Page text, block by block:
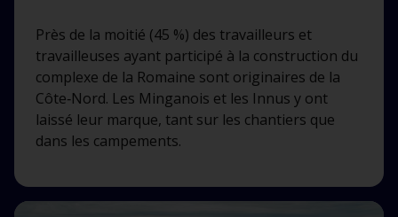
Près de la moitié (45 %) des travailleurs et
travailleuses ayant participé à la construction du
complexe de la Romaine sont originaires de la
Côte‑Nord. Les Minganois et les Innus y ont
laissé leur marque, tant sur les chantiers que
dans les campements.